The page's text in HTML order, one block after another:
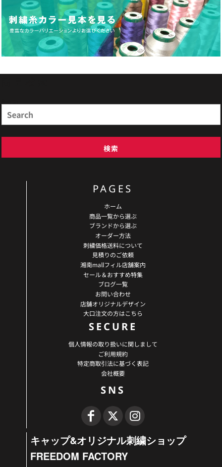
検索
PAGES
ホーム
商品一覧から選ぶ
ブランドから選ぶ
オーダー方法
刺繍価格送料について
見積りのご依頼
湘南mallフィル店舗案内
セール＆おすすめ特集
ブログ一覧
お問い合わせ
店舗オリジナルデザイン
大口注文の方はこちら
SECURE
個人情報の取り扱いに関しまして
ご利用規約
特定商取引法に基づく表記
会社概要
SNS
キャップ&オリジナル刺繍ショップ
FREEDOM FACTORY